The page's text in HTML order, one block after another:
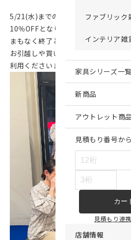
ファブリック
インテリア雑
家具シリーズ一覧
新商品
アウトレット商品
見積もり番号か
カー
見積もり連
店舗情報
5/21(水)までの期間、unico堀江でご
10％OFFとなります。
まもなく終了となる大変お得なキャ
お引越しや買い替えの予定がある方
利用くださいませ！